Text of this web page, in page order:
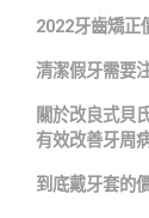
2022牙齒矯正
清潔假牙需要
關於改良式貝
有效改善牙周
到底戴牙套的